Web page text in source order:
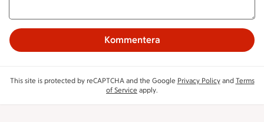
Kommentera
This site is protected by reCAPTCHA and the Google Privacy Policyand Terms
of Service apply.